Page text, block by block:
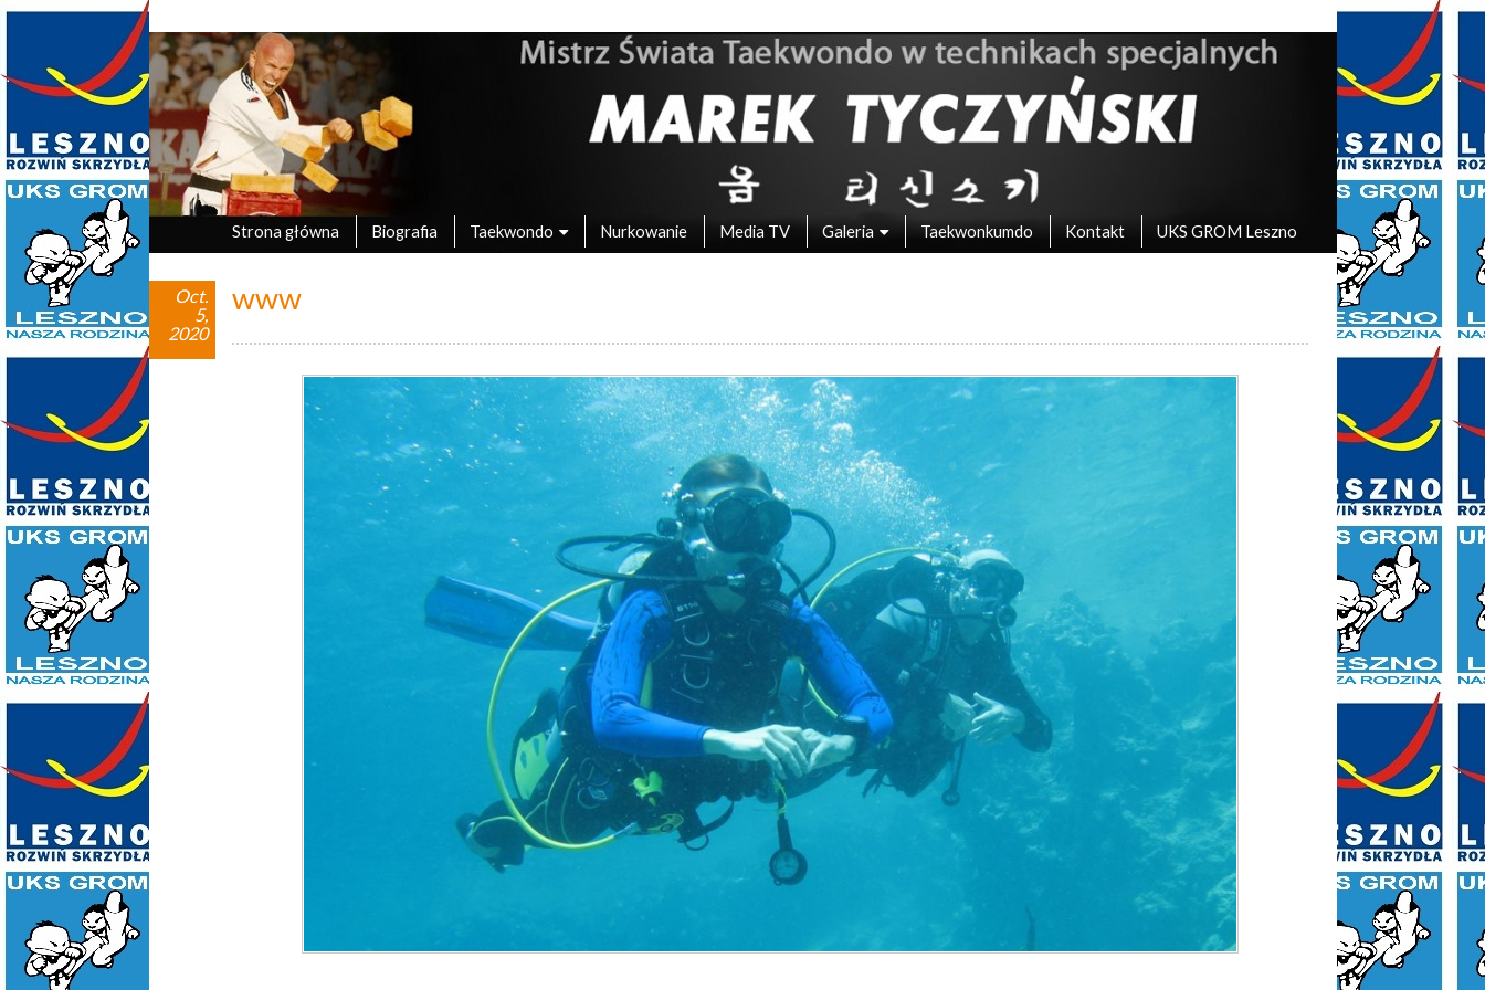
Marek Tyczyński – Mistrz Świata w Taekwondo
oficjalna strona UKS Grom Leszno
Strona główna Biografia Taekwondo Nurkowanie Media TV Galeria Taekwonkumdo Kontakt UKS GROM Leszno
www
Oct.
5,
2020